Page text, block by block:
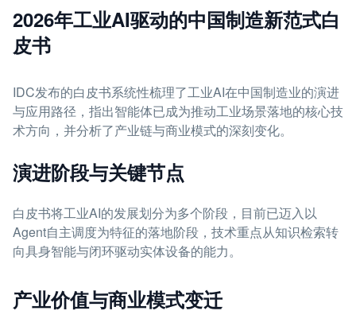
2026年工业AI驱动的中国制造新范式白
皮书
IDC发布的白皮书系统性梳理了工业AI在中国制造业的演进
与应用路径，指出智能体已成为推动工业场景落地的核心技
术方向，并分析了产业链与商业模式的深刻变化。
演进阶段与关键节点
白皮书将工业AI的发展划分为多个阶段，目前已迈入以
Agent自主调度为特征的落地阶段，技术重点从知识检索转
向具身智能与闭环驱动实体设备的能力。
产业价值与商业模式变迁